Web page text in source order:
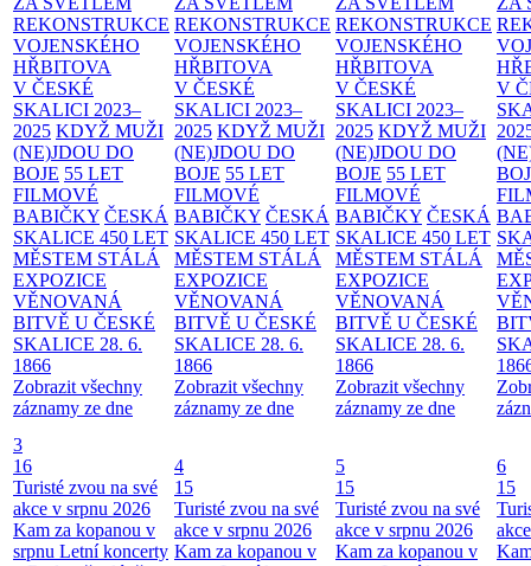
REKONSTRUKCE
VOJENSKÉHO
HŘBITOVA
V ČESKÉ
SKALICI 2023–
2025 KDYŽ MUŽI
(NE)JDOU DO
BOJE 55 LET
FILMOVÉ
BABIČKY ČESKÁ
SKALICE 450 LET
MĚSTEM STÁLÁ
EXPOZICE
VĚNOVANÁ
BITVĚ U ČESKÉ
SKALICE 28. 6.
1866
Zobrazit všechny
záznamy ze dne
REKONSTRUKCE
VOJENSKÉHO
HŘBITOVA
V ČESKÉ
SKALICI 2023–
2025 KDYŽ MUŽI
(NE)JDOU DO
BOJE 55 LET
FILMOVÉ
BABIČKY ČESKÁ
SKALICE 450 LET
MĚSTEM STÁLÁ
EXPOZICE
VĚNOVANÁ
BITVĚ U ČESKÉ
SKALICE 28. 6.
1866
Zobrazit všechny
záznamy ze dne
REKONSTRUKCE
VOJENSKÉHO
HŘBITOVA
V ČESKÉ
SKALICI 2023–
2025 KDYŽ MUŽI
(NE)JDOU DO
BOJE 55 LET
FILMOVÉ
BABIČKY ČESKÁ
SKALICE 450 LET
MĚSTEM STÁLÁ
EXPOZICE
VĚNOVANÁ
BITVĚ U ČESKÉ
SKALICE 28. 6.
1866
Zobrazit všechny
záznamy ze dne
V
3
16
Turisté zvou na své
akce v srpnu 2026
Kam za kopanou v
srpnu Letní koncerty
4
15
Turisté zvou na své
akce v srpnu 2026
Kam za kopanou v
5
15
Turisté zvou na své
akce v srpnu 2026
Kam za kopanou v
6
15